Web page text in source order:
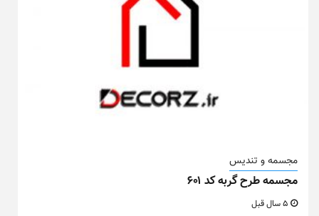
مجسمه و تندیس
مجسمه طرح گربه کد ۶۰۱